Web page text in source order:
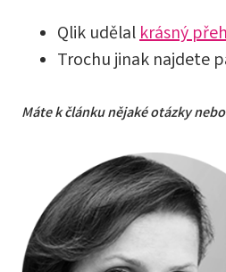
Qlik udělalkrásný
Trochu jinak najdete
Máte k článku nějaké otázky